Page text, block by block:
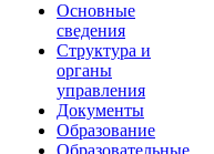
Основные
сведения
Структура и
органы
управления
Документы
Образование